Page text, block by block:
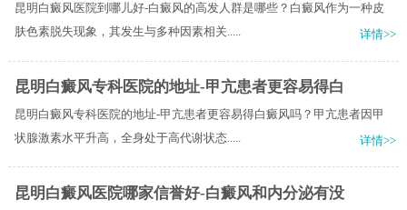
昆明白癜风医院到哪儿好-白癜风的高发人群是哪些？白癜风作为一种皮
肤色素脱失现象，其发生与多种因素相关.....
详情>>
昆明白癜风专科医院的地址-甲亢患者更容易得白
昆明白癜风专科医院的地址-甲亢患者更容易得白癜风吗？甲亢患者因甲
状腺激素水平升高，全身处于高代谢状态.....
详情>>
昆明白癜风医院哪家信誉好-白癜风和内分泌有没